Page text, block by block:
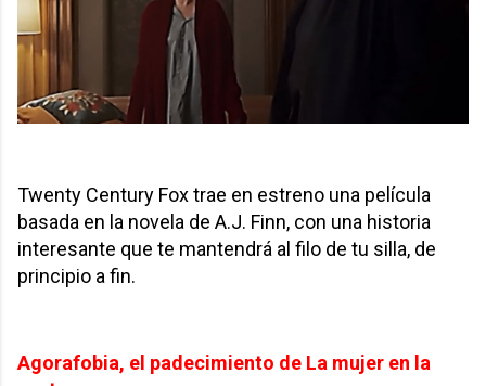
Twenty Century Fox trae en estreno una película
basada en la novela de A.J. Finn, con una historia
interesante que te mantendrá al filo de tu silla, de
principio a fin.
Agorafobia, el padecimiento de La mujer en la